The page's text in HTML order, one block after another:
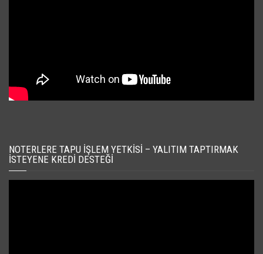
NOTERLERE TAPU İŞLEM YETKISI – YALITIM TAPTIRMAK
İSTEYENE KREDI DESTEĞI